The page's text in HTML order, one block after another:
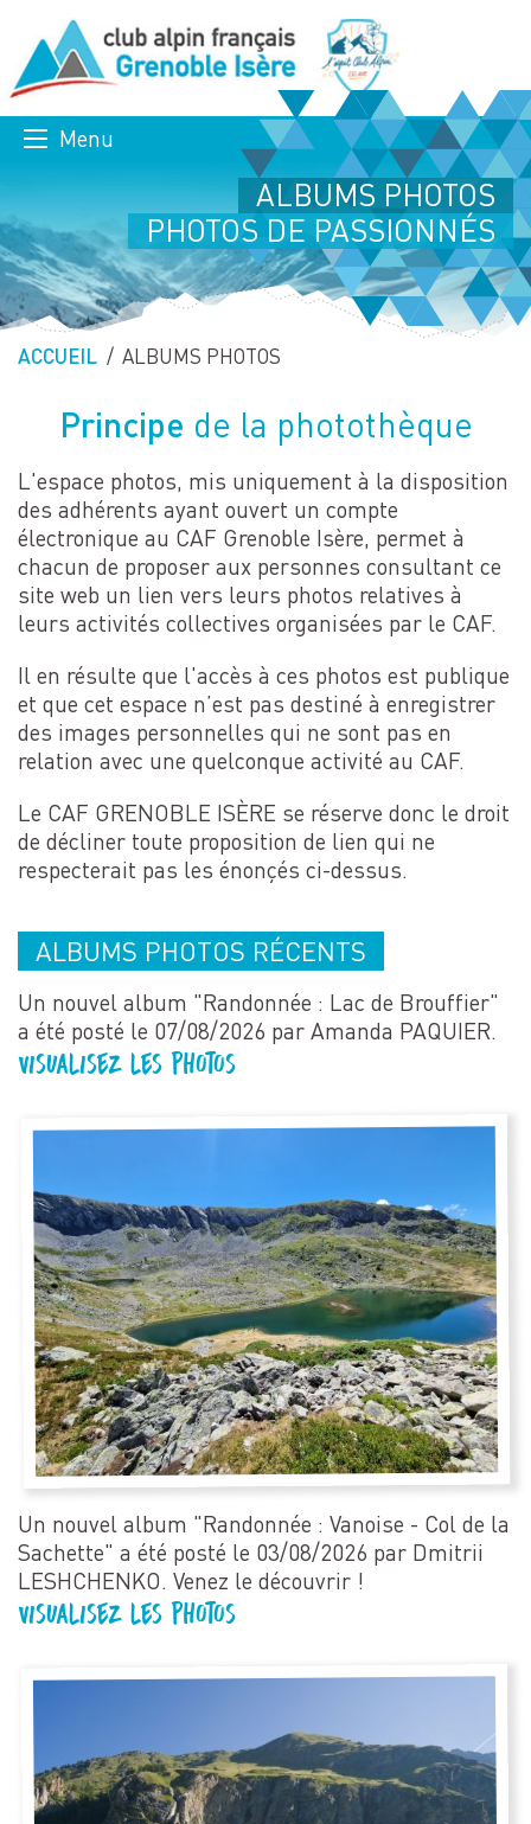
Menu
ALBUMS PHOTOS
PHOTOS DE PASSIONNÉS
ACCUEIL PAGE ACTUELLE :
ALBUMS PHOTOS
Principe de la photothèque
L'espace photos, mis uniquement à la disposition
des adhérents ayant ouvert un compte
électronique au CAF Grenoble Isère, permet à
chacun de proposer aux personnes consultant ce
site web un lien vers leurs photos relatives à
leurs activités collectives organisées par le CAF.
Il en résulte que l'accès à ces photos est publique
et que cet espace n’est pas destiné à enregistrer
des images personnelles qui ne sont pas en
relation avec une quelconque activité au CAF.
Le CAF GRENOBLE ISÈRE se réserve donc le droit
de décliner toute proposition de lien qui ne
respecterait pas les énonçés ci-dessus.
ALBUMS PHOTOS RÉCENTS
Un nouvel album "Randonnée : Lac de Brouffier"
a été posté le 07/08/2026 par Amanda PAQUIER.
Visualisez les photos
Un nouvel album "Randonnée : Vanoise - Col de la
Sachette" a été posté le 03/08/2026 par Dmitrii
LESHCHENKO. Venez le découvrir !
Visualisez les photos